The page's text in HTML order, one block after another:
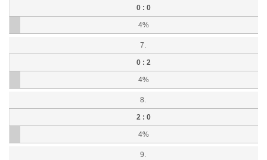
0 : 0
4%
7.
0 : 2
4%
8.
2 : 0
4%
9.